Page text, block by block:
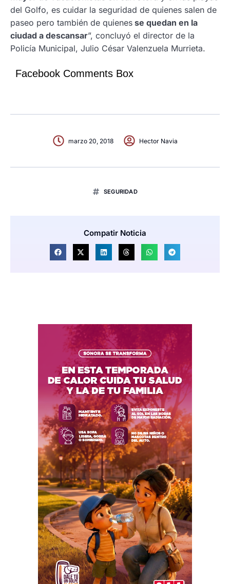
del Golfo, es cuidar la seguridad de quienes salen de
paseo pero también de quienes se quedan en la
ciudad a descansar”, concluyó el director de la
Policía Municipal, Julio César Valenzuela Murrieta.
Facebook Comments Box
marzo 20, 2018 Hector Navia
SEGURIDAD
Compatir Noticia